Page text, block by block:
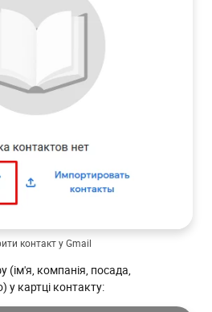
контакт у Gmail
(ім'я, компанія, посада,
у картці контакту: